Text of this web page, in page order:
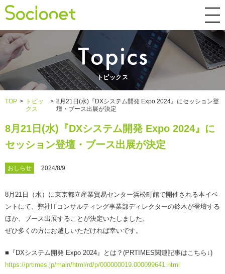
トピックス
TOP >
トピッ
クス
> 8月21日(水)『DXシステム開発 Expo 2024』にセッション登
壇・ブース出展が決定
8月21日(水)『DXシステム開発 Expo 2024』に
セッション登壇・ブース出展が決定
おしらせ 2024/8/9
8月21日（水）に東京都立産業貿易センター浜松町館で開催される本イベ
ントにて、弊社ITコンサルティング事業部ディレクターの鈴木が登壇する
ほか、ブース出展することが決定いたしました。
ぜひ多くの方にお越しいただければ幸いです。
■『DXシステム開発 Expo 2024』とは？(PRTIMES関連記事はこちら↓)
https://prtimes.jp/main/html/rd/p/000000019.000099641.html